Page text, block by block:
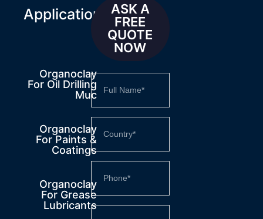
Applications
Organoclay
For Oil Drilling
Muc
Organoclay
For Paints &
Coatings
Organoclay
For Grease
Lubricants
ASK A
FREE
QUOTE
NOW